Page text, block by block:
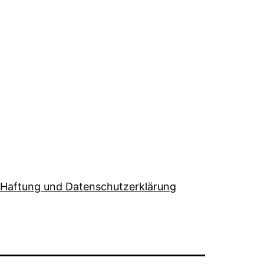
Haftung und Datenschutzerklärung